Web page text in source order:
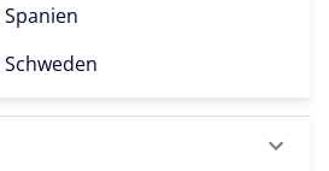
Spanien
Schweden